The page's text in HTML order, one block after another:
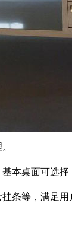
本桌面可选
条等，满足用